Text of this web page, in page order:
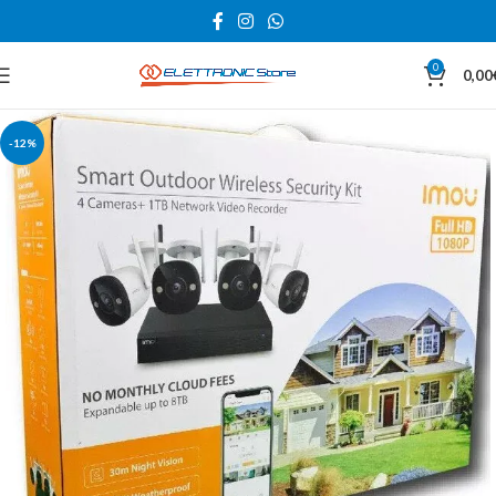
0 0,00
-12%